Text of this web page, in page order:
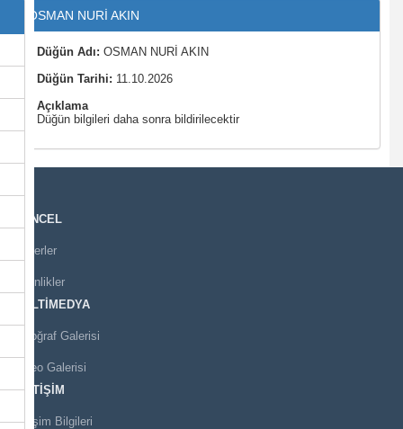
OSMAN NURİ AKIN
Düğün Adı: OSMAN NURİ AKIN
Düğün Tarihi: 11.10.2026
Açıklama
Düğün bilgileri daha sonra bildirilecektir
GÜNCEL
Haberler
Etkinlikler
MULTİMEDYA
Fotoğraf Galerisi
Video Galerisi
İLETİŞİM
İletişim Bilgileri